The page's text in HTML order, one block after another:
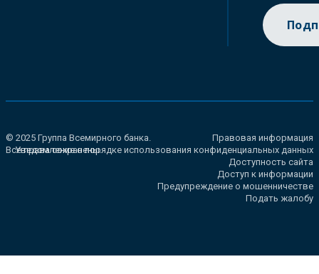
© 2025 Группа Всемирного банка.
Все права сохранены.
Правовая информация
Уведомление о порядке использования конфиденциальных данных
Доступность сайта
Доступ к информации
Предупреждение о мошенничестве
Подать жалобу